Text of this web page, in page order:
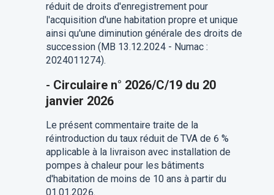
réduit de droits d'enregistrement pour
l'acquisition d'une habitation propre et unique
ainsi qu'une diminution générale des droits de
succession (MB 13.12.2024 - Numac :
2024011274).
- Circulaire n° 2026/C/19 du 20
janvier 2026
Le présent commentaire traite de la
réintroduction du taux réduit de TVA de 6 %
applicable à la livraison avec installation de
pompes à chaleur pour les bâtiments
d'habitation de moins de 10 ans à partir du
01.01.2026.